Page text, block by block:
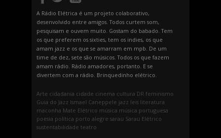
A Rádio Elétrica é um projeto colaborativo,
desenvolvido entre amigos. Todos curtem som,
pesquisam e ouvem muito. Gostam do babado. Tem
os que preferem os sixties, tem os indies, os que
amam jazz e os que se amarram em mpb. De um
time de dez, sete são músicos. Todos os que fazem
amam rádio. Rádio amadores, portanto. E se
divertem com a rádio. Brinquedinho elétrico.
Arte cidadania cidade cinema cultura DR feminismo
Guia do Jazz Ismael Caneppele jazz leis literatura
maconha Mate Elétrico música música portuguesa
poesia política porto alegre sarau Sarau Elétrico
sustentabilidade teatro